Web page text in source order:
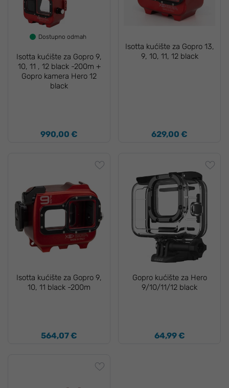
Dostupno odmah
Isotta kućište za Gopro 9,
10, 11 , 12 black -200m +
Gopro kamera Hero 12
black
990,00 €
Isotta kućište za Gopro 13,
9, 10, 11, 12 black
629,00 €
Isotta kućište za Gopro 9,
10, 11 black -200m
564,07 €
Gopro kućište za Hero
9/10/11/12 black
64,99 €